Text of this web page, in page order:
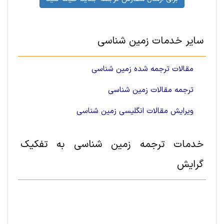
سایر خدمات زمین شناسی
مقالات ترجمه شده زمین شناسی
ترجمه مقالات زمین شناسی
ویرایش مقالات انگلیسی زمین شناسی
خدمات ترجمه زمین شناسی به تفکیک
گرایش